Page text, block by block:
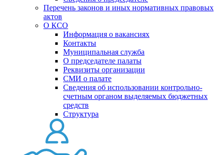
Перечень законов и иных нормативных правовых
актов
О КСО
Информация о вакансиях
Контакты
Муниципальная служба
О председателе палаты
Реквизиты организации
СМИ о палате
Сведения об использовании контрольно-
счетным органом выделяемых бюджетных
средств
Структура